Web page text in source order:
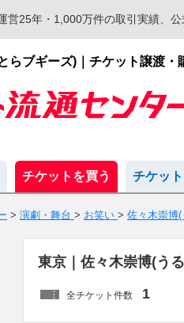
営25年・1,000万件の取引実績、
らブギーズ)｜チケット譲渡
チケットを買う チケッ
> 演劇・舞台 > お笑い > 佐々木崇博
東京｜佐々木崇博(う
全チケット件数 1